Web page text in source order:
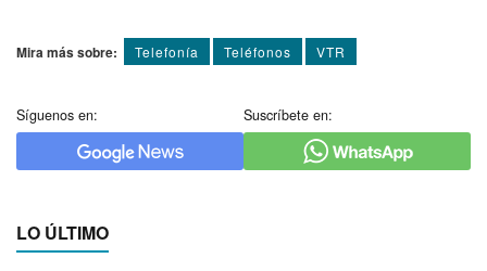
Mira más sobre: Telefoní­a Teléfonos VTR
Síguenos en: Suscríbete en:
LO ÚLTIMO